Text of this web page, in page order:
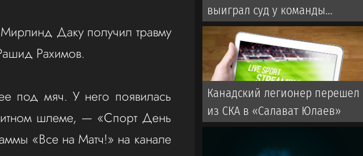
Даку получил травму
Рахимов.
под мяч. У него появилась
шлеме, — «Спорт День
«Все на Матч!» на канале
выиграл суд у команды
турецкой Суперлиги
Канадский легионер перешел
из СКА в «Салават Юлаев»